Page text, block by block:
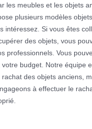
les meubles et les objets
plusieurs modèles
intéressez. Si vous êtes
des objets, vous
professionnels. Vous
budget. Notre équipe
rachat des objets anciens,
à effectuer le